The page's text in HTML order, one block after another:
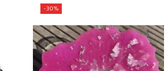
-30%